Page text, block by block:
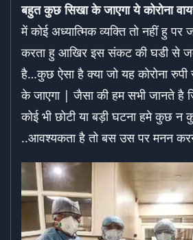
बहुत कुछ सिखा के जाएगा ये कोरोना
में कोई अध्यात्मिक व्यक्ति तो नहीं हु पर
करता हु आखिर इस संकट की घडी से जब
है…कुछ ऐसा है क्या जो यह कोरोना रुपी
के जाएगा | जैसा की हम सभी जानते है
कोई भी छोटी या बड़ी घटना हमे कुछ न
..आवश्यकता है तो बस उस पर मनन